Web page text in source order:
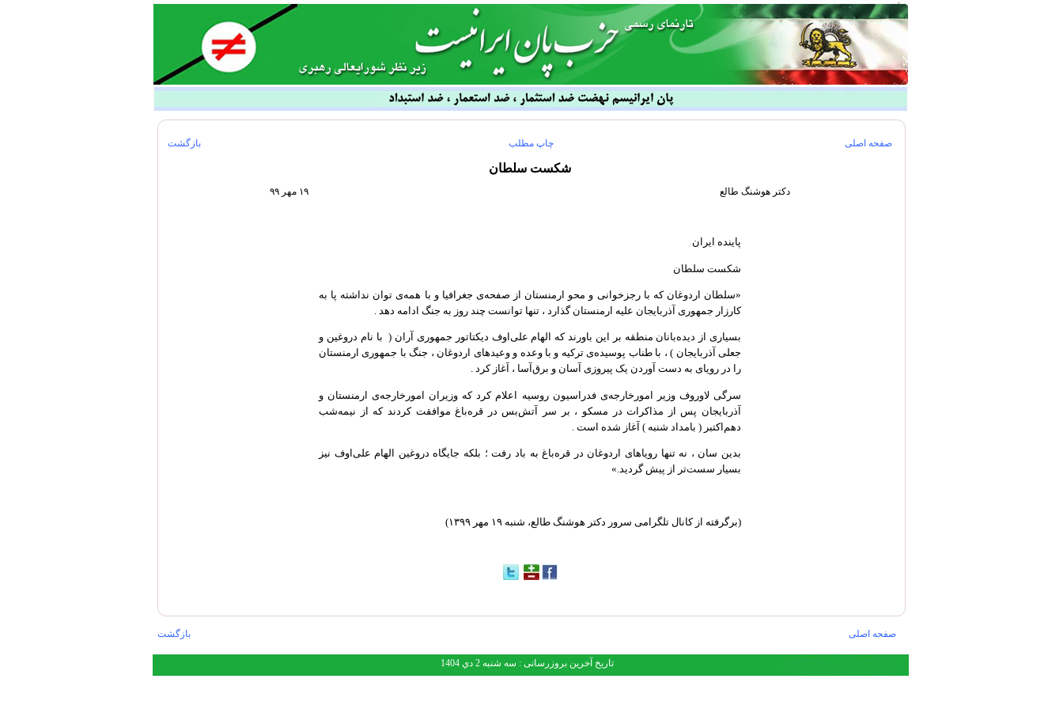
صفحه اصلی چاپ مطلب بازگشت
شکست سلطان
دکتر هوشنگ طالع ۱۹ مهر ۹۹
پاینده ایران
شکست سلطان
«سلطان اردوغان که با رجزخوانی و محو ارمنستان از صفحه‌ی جغرافیا و با همه‌ی توان نداشته پا به
کارزار جمهوری‌ آذربایجان علیه ارمنستان گذارد ، تنها توانست چند روز به جنگ ادامه دهد .
بسیاری از دیده‌بانان منطقه بر این باورند که الهام علی‌اوف دیکتاتور جمهوری آران ( با نام دروغین و
جعلی آذربایجان ) ، با طناب پوسیده‌ی ترکیه و با وعده و وعیدهای اردوغان ، جنگ با جمهوری ارمنستان
را در رویای به دست آوردن یک پیروزی آسان و برق‌آسا ، آغاز کرد .
سرگی لاوروف وزیر امورخارجه‌ی فدراسیون روسیه اعلام کرد که وزیران امورخارجه‌ی ارمنستان و
آذربایجان پس از مذاکرات در مسکو ، بر سر آتش‌بس در قره‌باغ موافقت کردند که از نیمه‌شب
دهم‌اکتبر ( بامداد شنبه ) آغاز شده است .
بدین سان ، نه تنها رویاهای اردوغان در قره‌باغ به باد رفت ؛ بلکه جایگاه دروغین الهام علی‌اوف نیز
بسیار سست‌تر از پیش گردید.»
(برگرفته از کانال تلگرامی سرور دکتر هوشنگ طالع، شنبه ۱۹ مهر ۱۳۹۹)
صفحه اصلی بازگشت
تاریخ آخرین بروزرسانی : سه شنبه 2 دي 1404